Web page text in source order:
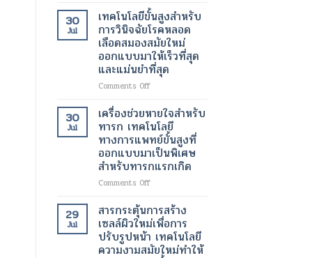
ปริมาตร
ปัสสาวะ
สูง
เทคโนโลยี
ความ
งาม
สมัย
ใหม่
เพื่อ
ชื้น
อย่าง
ล้ำ
ลึก
และ
ผิว
กระจ่าง
การก
ระ
ตุ้
นก
ล้า
ม
เนื้อ
ผลาญ
ไข
มัน
ด้วย
คลื่นแม่เหล็กไฟฟ้า
และ
ร้อน
ที่
ช่วย
สลาย
30
Jul
เทคโนโลยีขั้นสูงสำหรับ
การวินิจฉัยโรคหลอด
เลือดสมองสมัยใหม่
ออกแบบมาให้เร็วที่สุด
และแม่นยำที่สุด
Comments Offon
ขั้น
สูง
สำหรับ
การ
วินิจฉัย
โรค
หลอด
สมัย
ใหม่
ออกแบบ
มา
30
Jul
เครื่องช่วยหายใจสำหรับ
ทารก เทคโนโลยี
ทางการแพทย์ขั้นสูงที่
ออกแบบมาเป็นพิเศษ
สำหรับทารกแรกเกิด
Comments Offon
ช่วย
หายใจ
สำหรับ
ทารก
เทคโนโลยี
29
Jul
สารกระตุ้นการสร้าง
เซลล์ผิวใหม่เพื่อการ
ปรับรูปหน้า เทคโนโลยี
ความงามสมัยใหม่ทำให้